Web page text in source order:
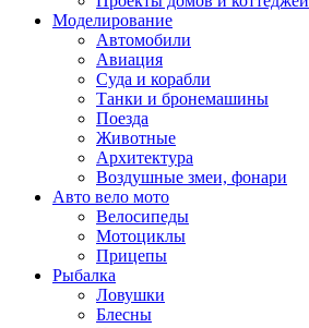
Моделирование
Автомобили
Авиация
Суда и корабли
Танки и бронемашины
Поезда
Животные
Архитектура
Воздушные змеи, фонари
Авто вело мото
Велосипеды
Мотоциклы
Прицепы
Рыбалка
Ловушки
Блесны